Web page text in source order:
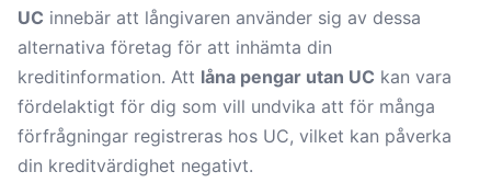
UC innebär att långivaren använder sig av dessa
alternativa företag för att inhämta din
kreditinformation. Att låna pengar utan UC kan vara
fördelaktigt för dig som vill undvika att för många
förfrågningar registreras hos UC, vilket kan påverka
din kreditvärdighet negativt.